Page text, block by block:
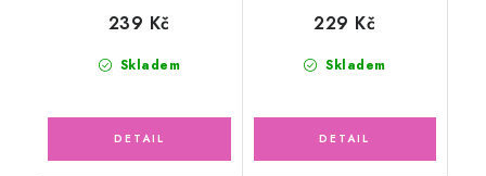
Skladem
239 Kč
Skladem
229 Kč